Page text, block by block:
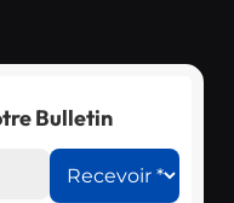
Bulletin